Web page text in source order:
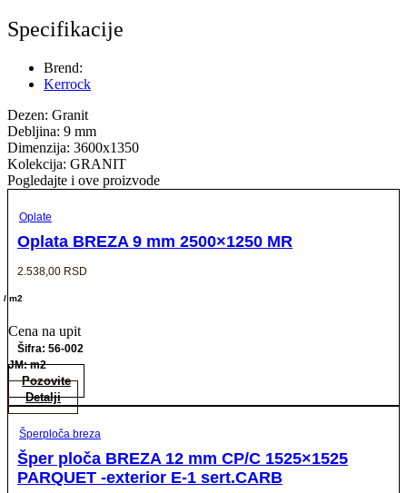
Specifikacije
Brend:
Kerrock
Dezen: Granit
Debljina: 9 mm
Dimenzija: 3600x1350
Kolekcija: GRANIT
Pogledajte i ove proizvode
Oplate
Oplata BREZA 9 mm 2500×1250 MR
2.538,00 RSD
/ m2
Cena na upit
Šifra: 56-002
JM: m2
Pozovite
Detalji
Šperploča breza
Šper ploča BREZA 12 mm CP/C 1525×1525
PARQUET -exterior E-1 sert.CARB